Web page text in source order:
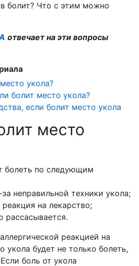
болит? Что с этим можно
отвечает на эти вопросы
укола?
болит место укола?
если болит место укола
место
болеть по следующим
неправильной техники укола;
реакция на лекарство;
рассасывается.
реакцией на
укола будет не только болеть,
боль от укола